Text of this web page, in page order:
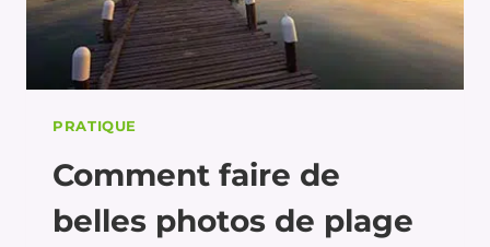
PRATIQUE
Comment faire de
belles photos de plage